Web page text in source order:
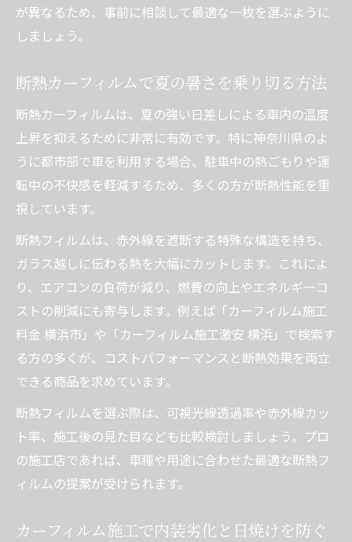
が異なるため、事前に相談して最適な一枚を選ぶように
しましょう。
断熱カーフィルムで夏の暑さを乗り切る方法
断熱カーフィルムは、夏の強い日差しによる車内の温度
上昇を抑えるために非常に有効です。特に神奈川県のよ
うに都市部で車を利用する場合、駐車中の熱ごもりや運
転中の不快感を軽減するため、多くの方が断熱性能を重
視しています。
断熱フィルムは、赤外線を遮断する特殊な構造を持ち、
ガラス越しに伝わる熱を大幅にカットします。これによ
り、エアコンの負荷が減り、燃費の向上やエネルギーコ
ストの削減にも寄与します。例えば「カーフィルム施工
料金 横浜市」や「カーフィルム施工激安 横浜」で検索す
る方の多くが、コストパフォーマンスと断熱効果を両立
できる商品を求めています。
断熱フィルムを選ぶ際は、可視光線透過率や赤外線カッ
ト率、施工後の見た目なども比較検討しましょう。プロ
の施工店であれば、車種や用途に合わせた最適な断熱フ
ィルムの提案が受けられます。
カーフィルム施工で内装劣化と日焼けを防ぐ